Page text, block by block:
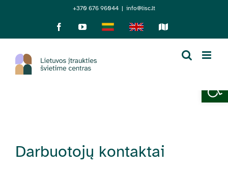
+370 676 96044 | info@lisc.lt
FacebookYouTubeLietuviškaiEnglish
Sensorinis
Darbuotojų kontaktai